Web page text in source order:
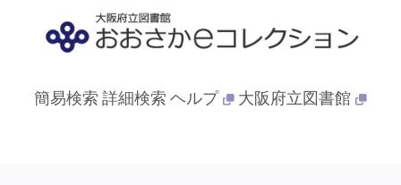
簡易検索 詳細検索 ヘルプ 大阪府立図書館